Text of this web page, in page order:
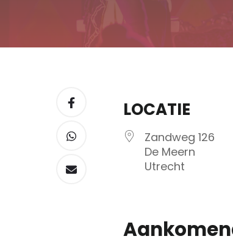
LOCATIE
Zandweg 126
De Meern
Utrecht